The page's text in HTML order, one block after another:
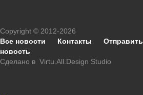
Copyright © 2012-2026
Все новости
Контакты
Отправить
новость
Сделано в Virtu.All.Design Studio